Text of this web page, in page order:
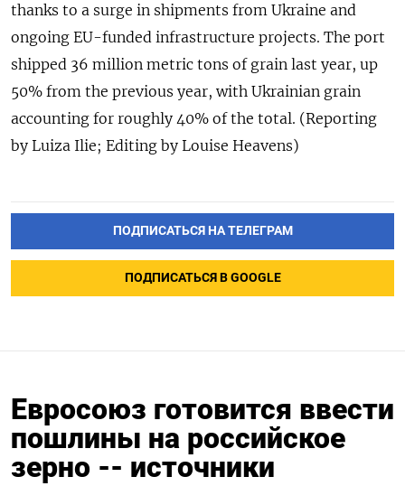
thanks to a surge in shipments from Ukraine and
ongoing EU-funded infrastructure projects. The port
shipped 36 million metric tons of grain last year, up
50% from the previous year, with Ukrainian grain
accounting for roughly 40% of the total. (Reporting
by Luiza Ilie; Editing by Louise Heavens)
ПОДПИСАТЬСЯ НА ТЕЛЕГРАМ
ПОДПИСАТЬСЯ В GOOGLE
Евросоюз готовится ввести
пошлины на российское
зерно -- источники